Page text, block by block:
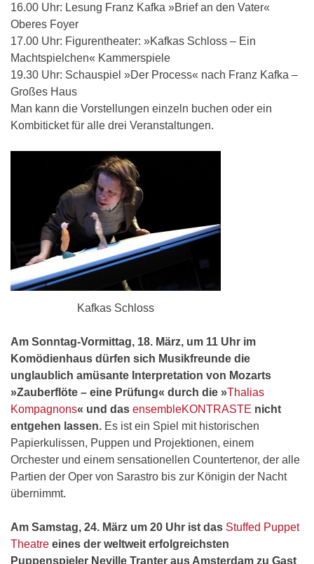
16.00 Uhr: Lesung Franz Kafka »Brief an den Vater«
Oberes Foyer
17.00 Uhr: Figurentheater: »Kafkas Schloss – Ein
Machtspielchen« Kammerspiele
19.30 Uhr: Schauspiel »Der Process« nach Franz Kafka –
Großes Haus
Man kann die Vorstellungen einzeln buchen oder ein
Kombiticket für alle drei Veranstaltungen.
Kafkas Schloss
Am Sonntag-Vormittag, 18. März, um 11 Uhr im
Komödienhaus dürfen sich Musikfreunde die
unglaublich amüsante Interpretation von Mozarts
»Zauberflöte – eine Prüfung« durch die »Thalias
Kompagnons« und das ensembleKONTRASTE nicht
entgehen lassen. Es ist ein Spiel mit historischen
Papierkulissen, Puppen und Projektionen, einem
Orchester und einem sensationellen Countertenor, der alle
Partien der Oper von Sarastro bis zur Königin der Nacht
übernimmt.
Am Samstag, 24. März um 20 Uhr ist das Stuffed Puppet
Theatre eines der weltweit erfolgreichsten
Puppenspieler Neville Tranter aus Amsterdam zu Gast